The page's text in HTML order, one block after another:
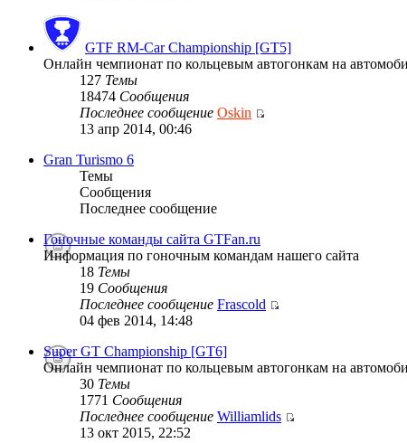
GTF RM-Car Championship [GT5]
Онлайн чемпионат по кольцевым автогонкам на
127 Темы
18474 Сообщения
Последнее сообщение Oskin
13 апр 2014, 00:46
Gran Turismo 6
Темы
Сообщения
Последнее сообщение
Гоночные команды сайта GTFan.ru
Информация по гоночным командам нашего сайта
18 Темы
19 Сообщения
Последнее сообщение Frascold
04 фев 2014, 14:48
Super GT Championship [GT6]
Онлайн чемпионат по кольцевым автогонкам на
30 Темы
1771 Сообщения
Последнее сообщение Williamlids
13 окт 2015, 22:52